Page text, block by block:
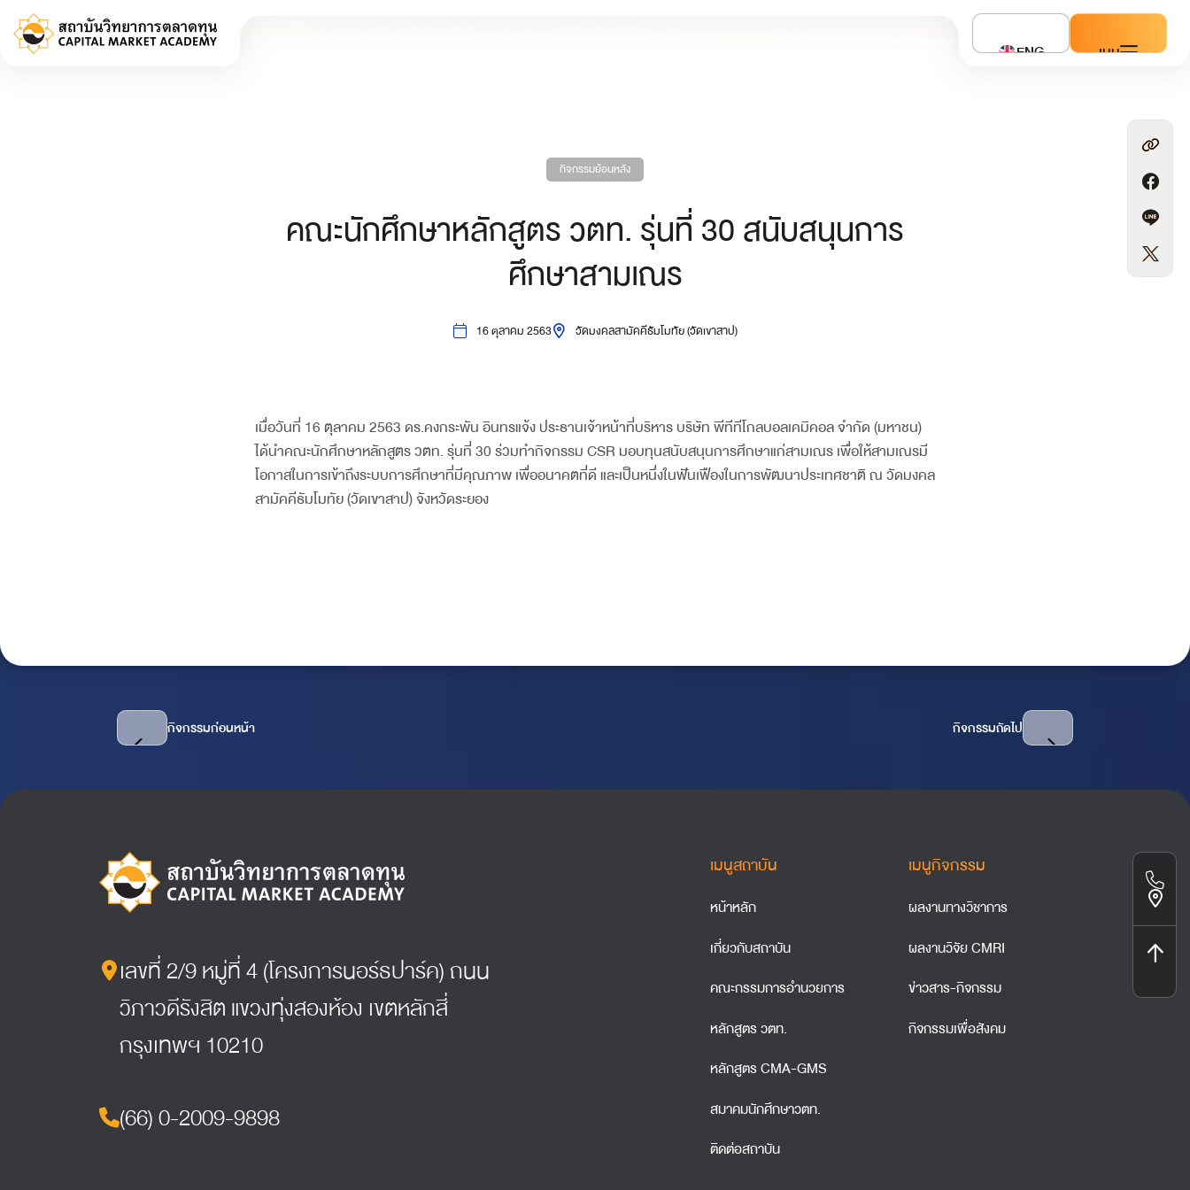
ENG เมนู
กิจกรรมย้อนหลัง
คณะนักศึกษาหลักสูตร วตท. รุ่นที่ 30 สนับสนุนการ
ศึกษาสามเณร
16 ตุลาคม 2563 วัดมงคลสามัคคีธัมโมทัย (วัดเขาสาป)
เมื่อวันที่ 16 ตุลาคม 2563 ดร.คงกระพัน อินทรแจ้ง ประธานเจ้าหน้าที่บริหาร บริษัท พีทีทีโกลบอลเคมิคอล จำกัด (มหาชน)
ได้นำคณะนักศึกษาหลักสูตร วตท. รุ่นที่ 30 ร่วมทำกิจกรรม CSR มอบทุนสนับสนุนการศึกษาแก่สามเณร เพื่อให้สามเณรมี
โอกาสในการเข้าถึงระบบการศึกษาที่มีคุณภาพ เพื่ออนาคตที่ดี และเป็นหนึ่งในฟันเฟืองในการพัฒนาประเทศชาติ ณ วัดมงคล
สามัคคีธัมโมทัย (วัดเขาสาป) จังหวัดระยอง
กิจกรรมก่อนหน้า กิจกรรมถัดไป
เลขที่ 2/9 หมู่ที่ 4 (โครงการนอร์ธปาร์ค) ถนน
วิภาวดีรังสิต แขวงทุ่งสองห้อง เขตหลักสี่
กรุงเทพฯ 10210
(66) 0-2009-9898
เมนูสถาบัน
หน้าหลัก
เกี่ยวกับสถาบัน
คณะกรรมการอำนวยการ
หลักสูตร วตท.
หลักสูตร CMA-GMS
สมาคมนักศึกษาวตท.
ติดต่อสถาบัน
เมนูกิจกรรม
ผลงานทางวิชาการ
ผลงานวิจัย CMRI
ข่าวสาร-กิจกรรม
กิจกรรมเพื่อสังคม